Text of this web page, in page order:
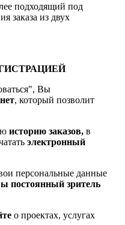
подходящий под
заказа из двух
Вы
, который позволит
историю заказов, в
электронный
персональные данные
постоянный зритель
о проектах, услугах